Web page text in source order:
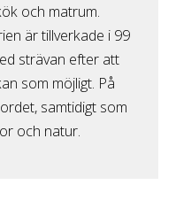
och matrum.
är tillverkade i 99
strävan efter att
som möjligt. På
samtidigt som
och natur.